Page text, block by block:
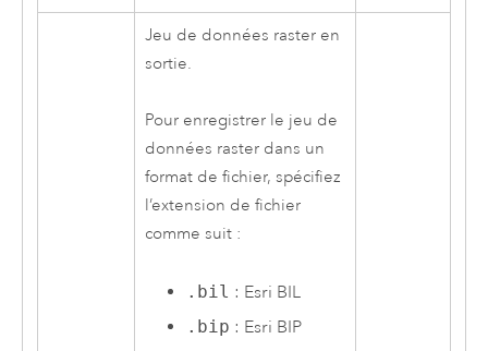
Jeu de données raster en
sortie.
Pour enregistrer le jeu de
données raster dans un
format de fichier, spécifiez
l’extension de fichier
comme suit :
.bil : Esri BIL
.bip : Esri BIP